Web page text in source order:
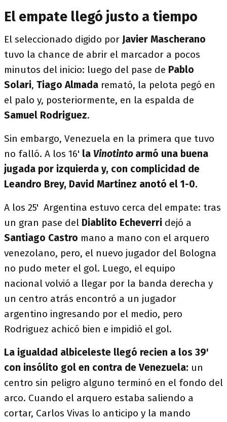
El empate llegó justo a tiempo
El seleccionado digido por Javier Mascherano
tuvo la chance de abrir el marcador a pocos
minutos del inicio: luego del pase de Pablo
Solari, Tiago Almada remató, la pelota pegó en
el palo y, posteriormente, en la espalda de
Samuel Rodriguez.
Sin embargo, Venezuela en la primera que tuvo
no falló. A los 16' la Vinotinto armó una buena
jugada por izquierda y, con complicidad de
Leandro Brey, David Martinez anotó el 1-0.
A los 25' Argentina estuvo cerca del empate: tras
un gran pase del Diablito Echeverri dejó a
Santiago Castro mano a mano con el arquero
venezolano, pero, el nuevo jugador del Bologna
no pudo meter el gol. Luego, el equipo
nacional volvió a llegar por la banda derecha y
un centro atrás encontró a un jugador
argentino ingresando por el medio, pero
Rodriguez achicó bien e impidió el gol.
La igualdad albiceleste llegó recien a los 39'
con insólito gol en contra de Venezuela: un
centro sin peligro alguno terminó en el fondo del
arco. Cuando el arquero estaba saliendo a
cortar, Carlos Vivas lo anticipo y la mando